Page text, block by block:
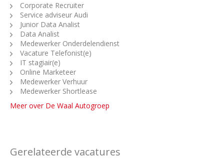
Corporate Recruiter
Service adviseur Audi
Junior Data Analist
Data Analist
Medewerker Onderdelendienst
Vacature Telefonist(e)
IT stagiair(e)
Online Marketeer
Medewerker Verhuur
Medewerker Shortlease
Meer over De Waal Autogroep
Gerelateerde vacatures